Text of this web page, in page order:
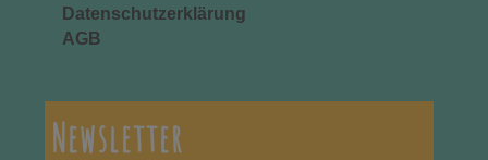
Datenschutzerklärung
AGB
Newsletter